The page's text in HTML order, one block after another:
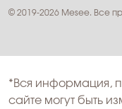
© 2019-2026 Mesee. Все
*Вся информация,
сайте могут быть